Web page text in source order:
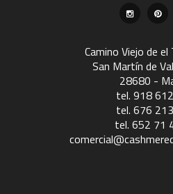
Camino Viejo de el
San Martín de
28680 -
tel. 918
tel. 676
tel. 652 71